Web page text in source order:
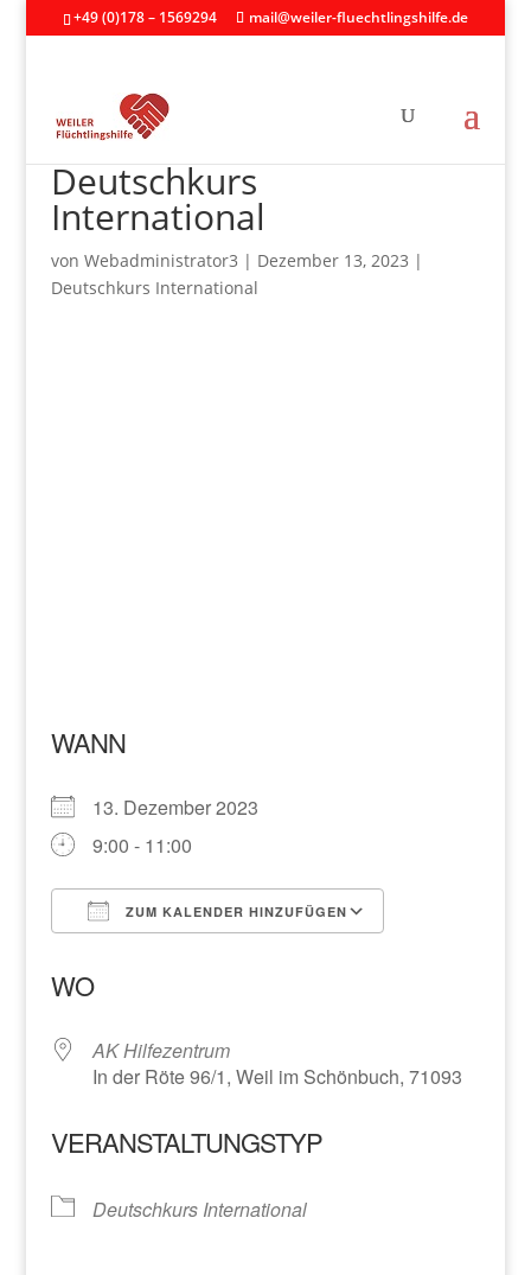
+49 (0)178 – 1569294 mail@weiler-fluechtlingshilfe.de
Deutschkurs
International
von Webadministrator3 | Dezember 13, 2023 |
Deutschkurs International
WANN
13. Dezember 2023
9:00 - 11:00
ZUM KALENDER HINZUFÜGEN
WO
AK Hilfezentrum
In der Röte 96/1, Weil im Schönbuch, 71093
VERANSTALTUNGSTYP
Deutschkurs International